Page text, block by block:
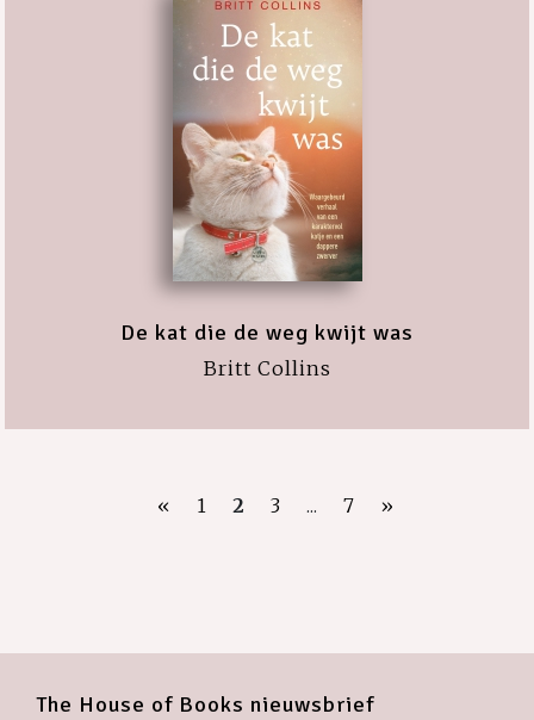
De kat die de weg kwijt was
Britt Collins
« 1 2 3 ... 7 »
The House of Books nieuwsbrief